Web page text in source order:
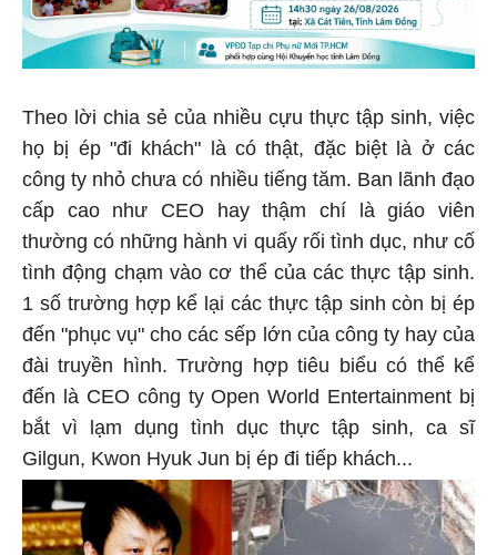
Theo lời chia sẻ của nhiều cựu thực tập sinh, việc
họ bị ép "đi khách" là có thật, đặc biệt là ở các
công ty nhỏ chưa có nhiều tiếng tăm. Ban lãnh đạo
cấp cao như CEO hay thậm chí là giáo viên
thường có những hành vi quấy rối tình dục, như cố
tình động chạm vào cơ thể của các thực tập sinh.
1 số trường hợp kể lại các thực tập sinh còn bị ép
đến "phục vụ" cho các sếp lớn của công ty hay của
đài truyền hình. Trường hợp tiêu biểu có thể kể
đến là CEO công ty Open World Entertainment bị
bắt vì lạm dụng tình dục thực tập sinh, ca sĩ
Gilgun, Kwon Hyuk Jun bị ép đi tiếp khách...